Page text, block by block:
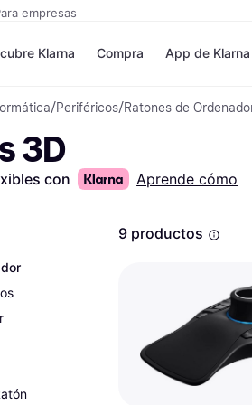
empresas
Klarna
Formas de
Paga en 3 plazos
Paga en 30 días
Klarna en Apple
Compra
Tiendas
Zalando
Zara
App de Klarna
/Periféricos/Ratones de
3D
con Aprende cómo
9 productos